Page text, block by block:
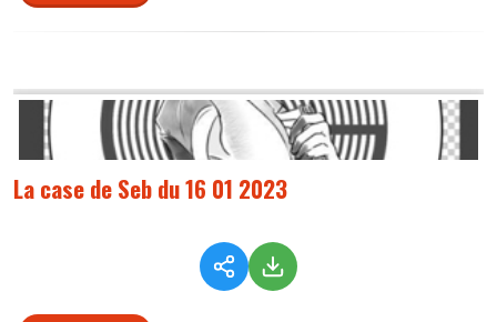
La case de Seb du 16 01 2023